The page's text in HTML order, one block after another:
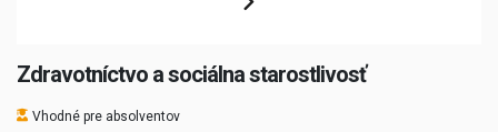
Zdravotníctvo a sociálna starostlivosť
Vhodné pre absolventov